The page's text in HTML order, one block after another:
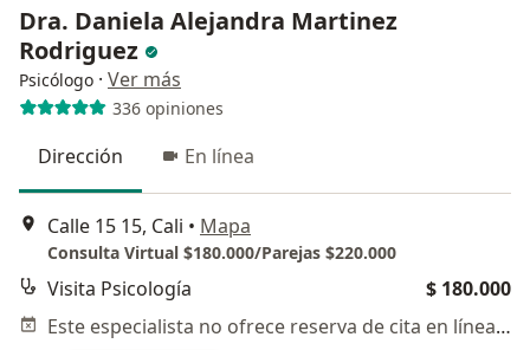
Dra. Daniela Alejandra Martinez
Rodriguez
Psicólogo · Ver más
336 opiniones
Dirección En línea
Calle 15 15, Cali • Mapa
Consulta Virtual $180.000/Parejas $220.000
Visita Psicología
$ 180.000
Este especialista no ofrece reserva de cita en línea en esta dirección.